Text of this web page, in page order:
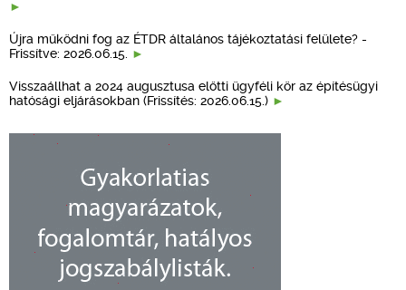
Újra működni fog az ÉTDR általános tájékoztatási felülete? -
Frissítve: 2026.06.15.
Visszaállhat a 2024 augusztusa előtti ügyféli kör az építésügyi
hatósági eljárásokban (Frissítés: 2026.06.15.)